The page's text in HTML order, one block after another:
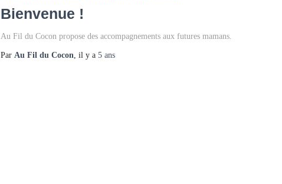
Bienvenue !
Au Fil du Cocon propose des accompagnements aux futures mamans.
Par Au Fil du Cocon, il y a 5 ans